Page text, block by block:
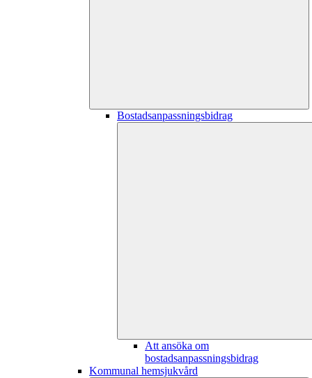
Bostadsanpassningsbidrag
Att ansöka om
bostadsanpassningsbidrag
Kommunal hemsjukvård